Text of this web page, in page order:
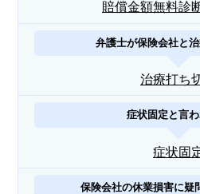
賠償金額無料診
弁護士が保険会社と
治療打ち
症状固定と言
症状固
保険会社の休業損害に疑